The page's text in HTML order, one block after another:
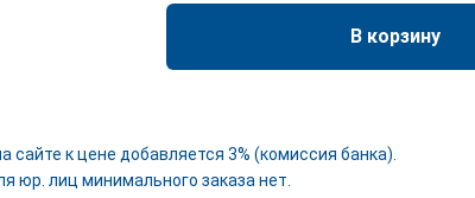
В корзину
сайте к цене добавляется 3% (комиссия банка).
юр. лиц минимального заказа нет.